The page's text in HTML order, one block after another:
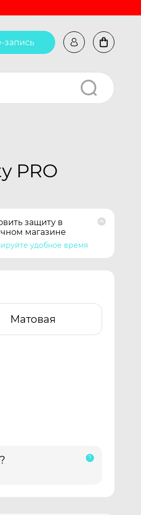
запись
PRO
защиту в
магазине
удобное время
Матовая